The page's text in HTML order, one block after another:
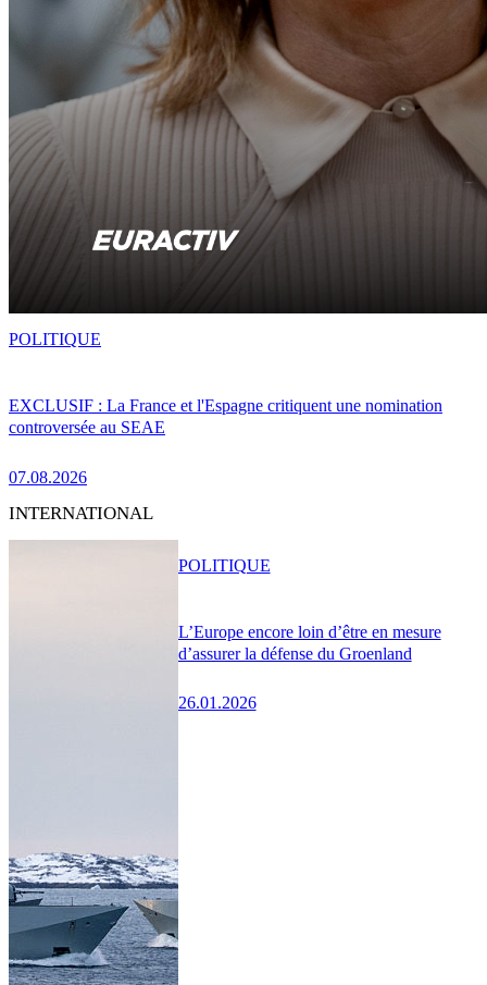
EXCLUSIF : La France et l'Espagne critiquent une nomination
controversée au SEAE
07.08.2026
POLITIQUE
INTERNATIONAL
L’Europe encore loin d’être en mesure
d’assurer la défense du Groenland
26.01.2026
POLITIQUE